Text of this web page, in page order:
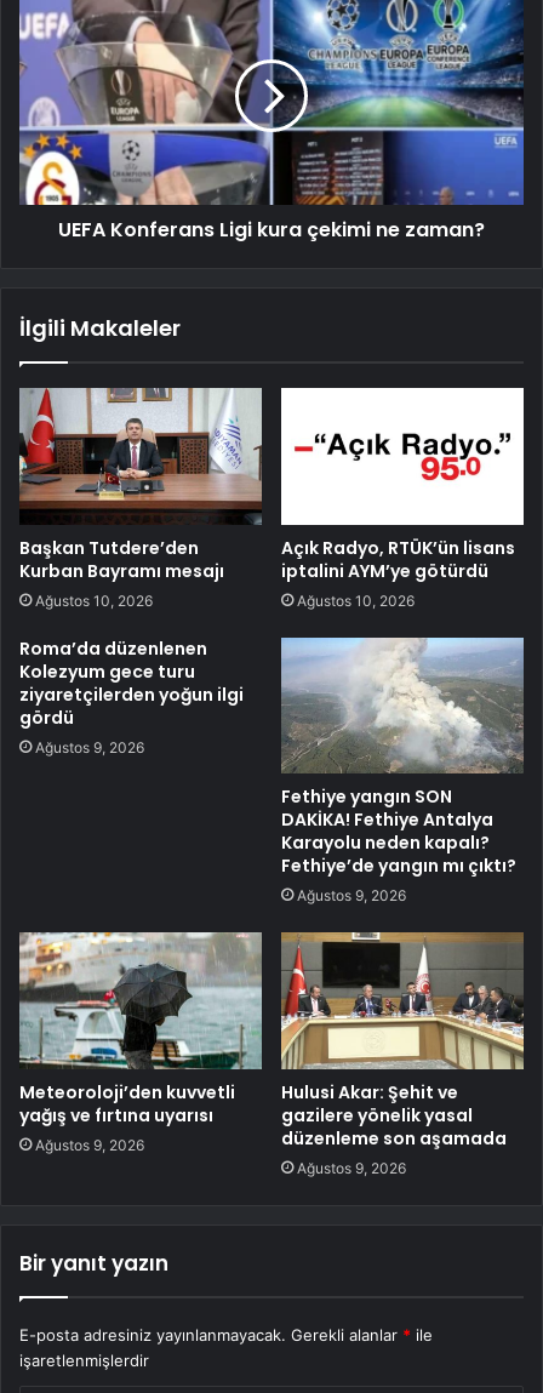
UEFA Konferans Ligi kura çekimi ne zaman?
İlgili Makaleler
Başkan Tutdere’den
Kurban Bayramı mesajı
Ağustos 10, 2026
Açık Radyo, RTÜK’ün lisans
iptalini AYM’ye götürdü
Ağustos 10, 2026
Roma’da düzenlenen
Kolezyum gece turu
ziyaretçilerden yoğun ilgi
gördü
Ağustos 9, 2026
Fethiye yangın SON
DAKİKA! Fethiye Antalya
Karayolu neden kapalı?
Fethiye’de yangın mı çıktı?
Ağustos 9, 2026
Meteoroloji’den kuvvetli
yağış ve fırtına uyarısı
Ağustos 9, 2026
Hulusi Akar: Şehit ve
gazilere yönelik yasal
düzenleme son aşamada
Ağustos 9, 2026
Bir yanıt yazın
E-posta adresiniz yayınlanmayacak. Gerekli alanlar * ile
işaretlenmişlerdir